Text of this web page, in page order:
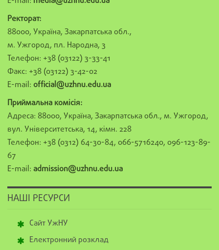
Ректорат:
88000, Україна, Закарпатська обл.,
м. Ужгород, пл. Народна, 3
Телефон: +38 (03122) 3-33-41
Факс: +38 (03122) 3-42-02
E-mail: official@uzhnu.edu.ua
Приймальна комісія:
Адреса: 88000, Україна, Закарпатська обл., м. Ужгород,
вул. Університетська, 14, кімн. 228
Телефон: +38 (0312) 64-30-84, 066-5716240, 096-123-89-
67
E-mail: admission@uzhnu.edu.ua
НАШІ РЕСУРСИ
Сайт УжНУ
Електронний розклад